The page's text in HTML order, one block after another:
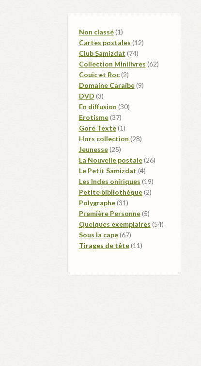
Non classé 11
produit
Cartes postales 1212
Club Samizdat 7474
produits
Collection Minilivres 6262
Couic et Roc 22
produits
Domaine Caraïbe 99
DVD 33
produits
En diffusion 3030
Erotisme 3737
produits
Gore Texte 11
produit
Hors collection 2828
Jeunesse 2525
produits
La Nouvelle postale 2626
Le Petit Samizdat 44
produits
Les Indes oniriques 1919
produits
Petite bibliothèque 22
Polygraphe 3131
produits
Première Personne 55
produits
Quelques exemplaires 5454
Sous la cape 6767
produits
Tirages de tête 1111